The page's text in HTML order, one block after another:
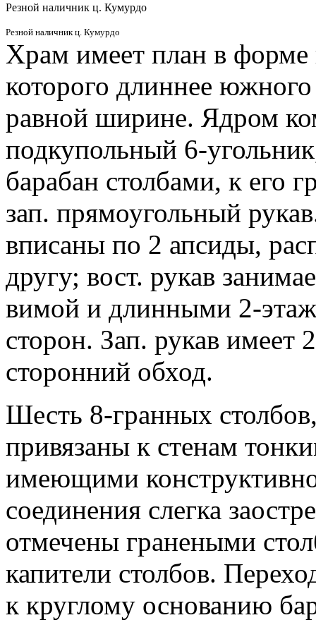
Резной наличник ц. Кумурдо
Резной наличник ц. Кумурдо
Храм имеет план в форме
которого длиннее
равной ширине. Ядром
подкупольный 6-
барабан столбами, к его
зап. прямоугольный
вписаны по 2 апсиды,
другу; вост. рукав
вимой и длинными 2-
сторон. Зап. рукав
сторонний обход.
Шесть 8-гранных
привязаны к стенам
имеющими
соединения слегка
отмечены гранеными
капители столбов.
к круглому основанию